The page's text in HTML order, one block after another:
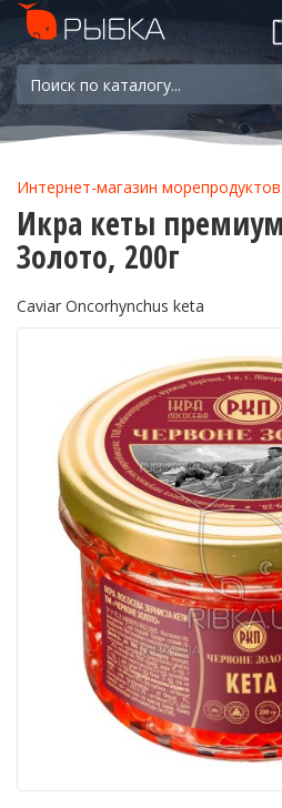
Интернет-магазин морепродуктов
Икра кеты
Золото, 200г
Caviar Oncorhynchus keta